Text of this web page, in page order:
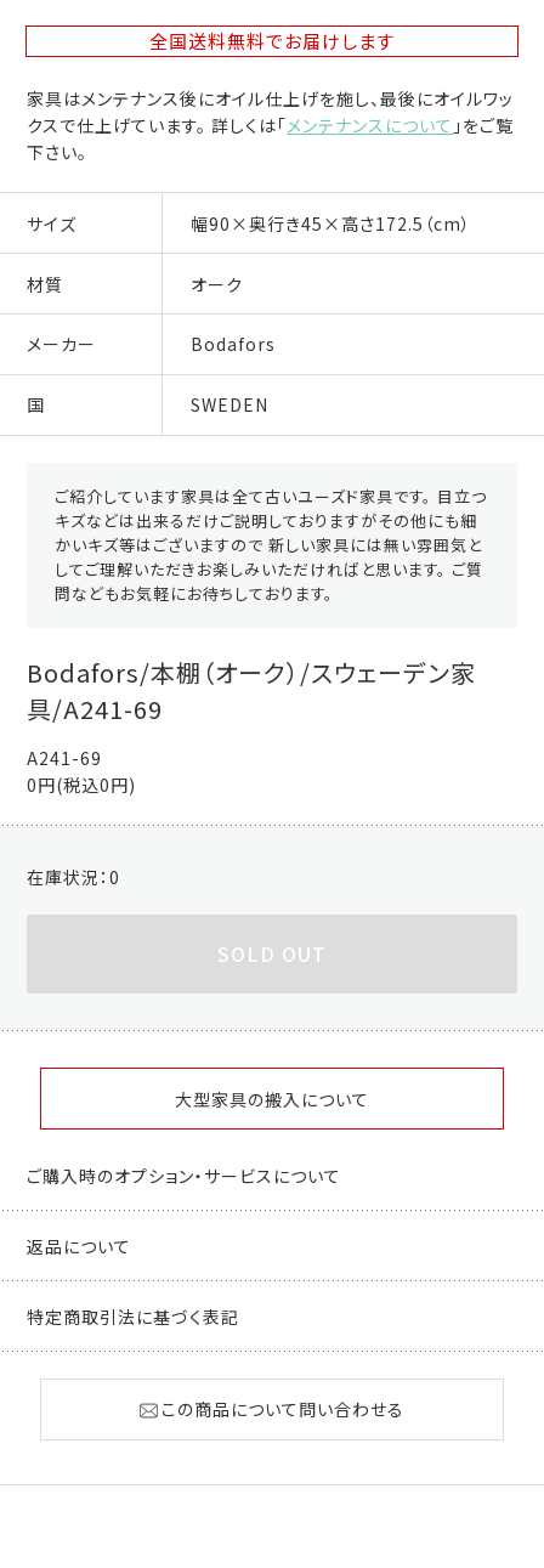
全国送料無料でお届けします
家具はメンテナンス後にオイル仕上げを施し、最後にオイルワッ
クスで仕上げています。 詳しくは「メンテナンスについて 」をご覧
下さい。
サイズ 幅90×奥行き45×高さ172.5（cm）
材質 オーク
メーカー Bodafors
国 SWEDEN
ご紹介しています家具は全て古いユーズド家具です。 目立つ
キズなどは出来るだけご説明しておりますがその他にも細
かいキズ等はございますので 新しい家具には無い雰囲気と
してご理解いただきお楽しみいただければと思います。 ご質
問などもお気軽にお待ちしております。
Bodafors/本棚（オーク）/スウェーデン家
具/A241-69
A241-69
0円(税込0円)
在庫状況：0
SOLD OUT
大型家具の搬入について
ご購入時のオプション・サービスについて
返品について
特定商取引法に基づく表記
この商品について問い合わせる